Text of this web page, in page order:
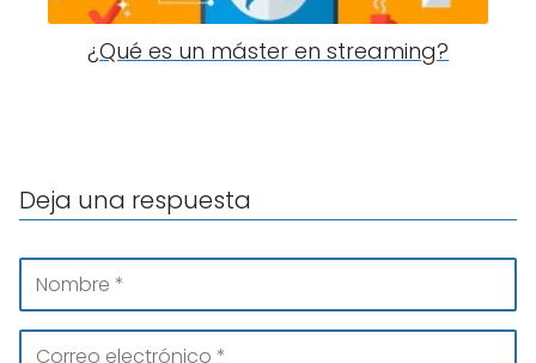
¿Qué es un máster en streaming?
Deja una respuesta